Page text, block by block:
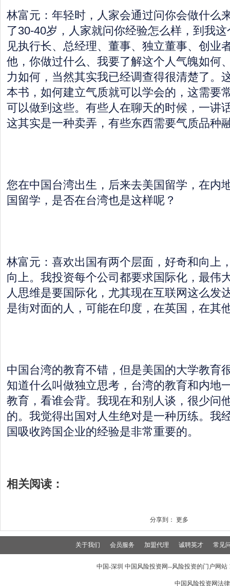
林富元：年轻时，人家会通过问你会做什么
了30-40岁，人家就问你经验怎么样，到我
见执行长、总经理、董事、独立董事、创业
他，你做过什么、我要了解这个人气魄如何
力如何，当然其实我已经调查得很清楚了。
本书，如何建立气质就可以学会的，这需要
可以做到这些。有些人在聊天的时候，一讲
这其实是一种卖弄，有些东西需要气质品种
您在中国台湾出生，后来去美国留学，在内
国留学，是否在台湾也是这样呢？
林富元：喜欢出国有两个层面，好奇和向上
向上。我投资每个公司都要求国际化，最伟
人思维是要国际化，尤其现在互联网这么发
是街对面的人，可能在印度，在英国，在其
中国台湾的教育不错，但是美国的大学教育
知道什么叫做独立思考，台湾的教育和内地
教育，看谁会背。我现在和别人谈，很少问
的。我觉得出国对人生绝对是一种历练。我
国吸收跨国企业的经验是非常重要的。
相关阅读：
分享到： 更多
关于我们 会员服务 加盟代理 诚聘英才 常见
中国-深圳 中国风险投资网--风险投资的门户网
中国风险投资网法